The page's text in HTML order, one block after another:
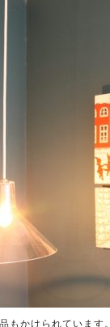
もかけられています。